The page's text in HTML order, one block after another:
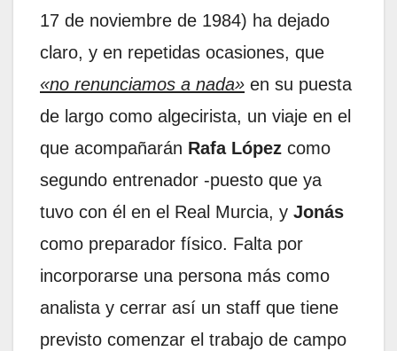
17 de noviembre de 1984) ha dejado
claro, y en repetidas ocasiones, que
«no renunciamos a nada» en su puesta
de largo como algecirista, un viaje en el
que acompañarán Rafa López como
segundo entrenador -puesto que ya
tuvo con él en el Real Murcia, y Jonás
como preparador físico. Falta por
incorporarse una persona más como
analista y cerrar así un staff que tiene
previsto comenzar el trabajo de campo